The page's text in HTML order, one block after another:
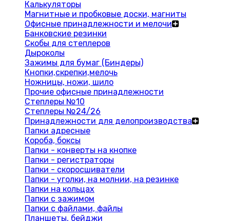
Калькуляторы
Магнитные и пробковые доски, магниты
Офисные принадлежности и мелочи
Банковские резинки
Скобы для степлеров
Дыроколы
Зажимы для бумаг (Биндеры)
Кнопки,скрепки,мелочь
Ножницы, ножи, шило
Прочие офисные принадлежности
Степлеры №10
Степлеры №24/26
Принадлежности для делопроизводства
Папки адресные
Короба, боксы
Папки - конверты на кнопке
Папки - регистраторы
Папки - скоросшиватели
Папки - уголки, на молнии, на резинке
Папки на кольцах
Папки с зажимом
Папки с файлами, файлы
Планшеты, бейджи